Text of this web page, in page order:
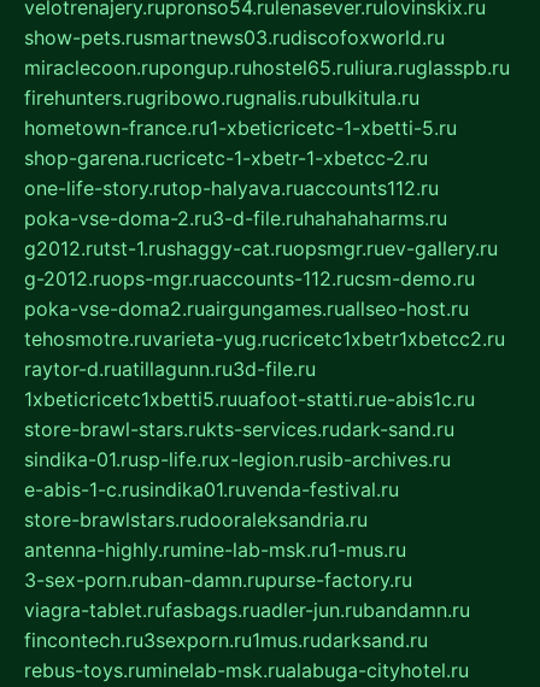
velotrenajery.rupronso54.rulenasever.rulovinskix.ru
show-pets.rusmartnews03.rudiscofoxworld.ru
miraclecoon.rupongup.ruhostel65.ruliura.ruglasspb.ru
firehunters.rugribowo.rugnalis.rubulkitula.ru
hometown-france.ru1-xbeticricetc-1-xbetti-5.ru
shop-garena.rucricetc-1-xbetr-1-xbetcc-2.ru
one-life-story.rutop-halyava.ruaccounts112.ru
poka-vse-doma-2.ru3-d-file.ruhahahaharms.ru
g2012.rutst-1.rushaggy-cat.ruopsmgr.ruev-gallery.ru
g-2012.ruops-mgr.ruaccounts-112.rucsm-demo.ru
poka-vse-doma2.ruairgungames.ruallseo-host.ru
tehosmotre.ruvarieta-yug.rucricetc1xbetr1xbetcc2.ru
raytor-d.ruatillagunn.ru3d-file.ru
1xbeticricetc1xbetti5.ruuafoot-statti.rue-abis1c.ru
store-brawl-stars.rukts-services.rudark-sand.ru
sindika-01.rusp-life.rux-legion.rusib-archives.ru
e-abis-1-c.rusindika01.ruvenda-festival.ru
store-brawlstars.rudooraleksandria.ru
antenna-highly.rumine-lab-msk.ru1-mus.ru
3-sex-porn.ruban-damn.rupurse-factory.ru
viagra-tablet.rufasbags.ruadler-jun.rubandamn.ru
fincontech.ru3sexporn.ru1mus.rudarksand.ru
rebus-toys.ruminelab-msk.rualabuga-cityhotel.ru